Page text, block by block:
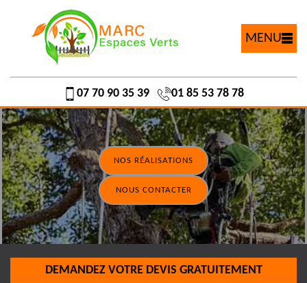
MENU
07 70 90 35 39 01 85 53 78 78
NOS RÉALISATIONS
NOUS CONTACTER
DEMANDEZ VOTRE DEVIS GRATUITEMENT